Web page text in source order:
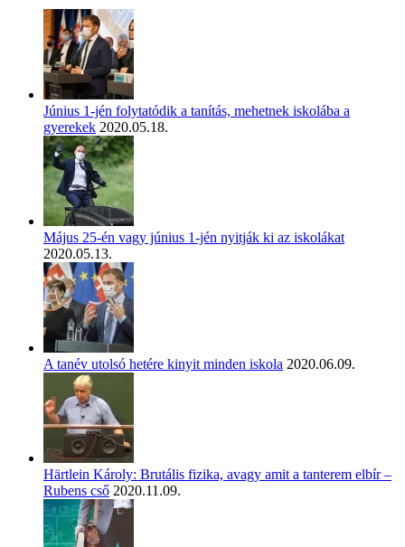
Június 1-jén folytatódik a tanítás, mehetnek iskolába a
gyerekek 2020.05.18.
Május 25-én vagy június 1-jén nyitják ki az iskolákat
2020.05.13.
A tanév utolsó hetére kinyit minden iskola 2020.06.09.
Härtlein Károly: Brutális fizika, avagy amit a tanterem elbír –
Rubens cső 2020.11.09.